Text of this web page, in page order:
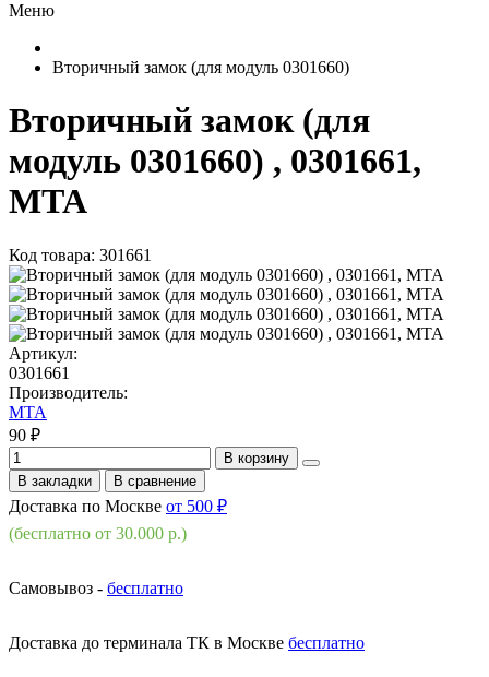
Меню
Вторичный замок (для модуль 0301660)
Вторичный замок (для
модуль 0301660) , 0301661,
MTA
Код товара: 301661
Артикул:
0301661
Производитель:
MTA
90 ₽
В корзину
В закладки
В сравнение
Доставка по Москве от 500 ₽
(бесплатно от 30.000 р.)
Самовывоз - бесплатно
Доставка до терминала ТК в Москве бесплатно